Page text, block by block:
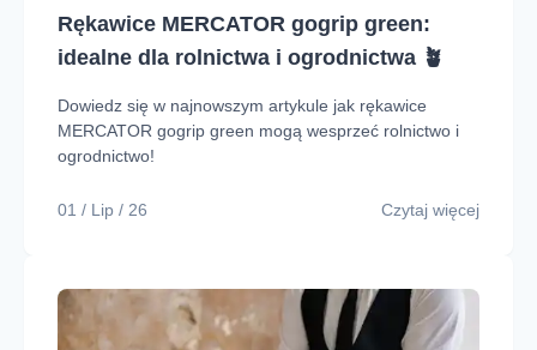
Rękawice MERCATOR gogrip green:
idealne dla rolnictwa i ogrodnictwa 🪴
Dowiedz się w najnowszym artykule jak rękawice
MERCATOR gogrip green mogą wesprzeć rolnictwo i
ogrodnictwo!
01 / Lip / 26 Czytaj więcej